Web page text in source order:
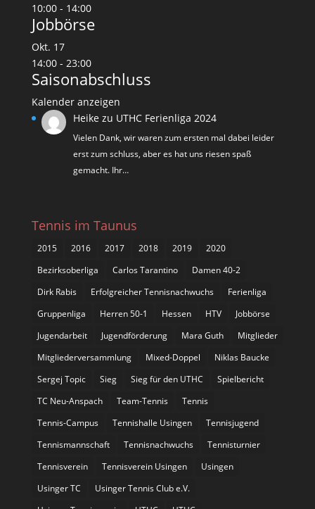
10:00- 14:00
Jobbörse
Okt. 17
14:00- 23:00
Saisonabschluss
Kalender anzeigen
Heike zu UTHC Ferienliga 2024
Vielen Dank, wir waren zum ersten mal dabei leider
erst zum schluss, aber es hat uns riesen spaß
gemacht. Ihr…
Tennis im Taunus
2015 2016 2017 2018 2019
2020
Bezirksoberliga
Carlos Tarantino
Damen 40-2
Dirk Rabis
Erfolgreicher Tennisnachwuchs
Ferienliga
Gruppenliga
Herren 50-1 Hessen HTV
Jobbörse
Jugendarbeit
Jugendförderung Mara Guth
Mitglieder
Mitgliederversammlung
Mixed-Doppel
Niklas Baucke
Sergej Topic
Sieg Sieg für den UTHC
Spielbericht
TC Neu-Anspach
Team-Tennis
Tennis
Tennis-Campus
Tennishalle Usingen
Tennisjugend
Tennismannschaft
Tennisnachwuchs
Tennisturnier
Tennisverein
Tennisverein Usingen
Usingen
Usinger TC
Usinger Tennis Club e.V.